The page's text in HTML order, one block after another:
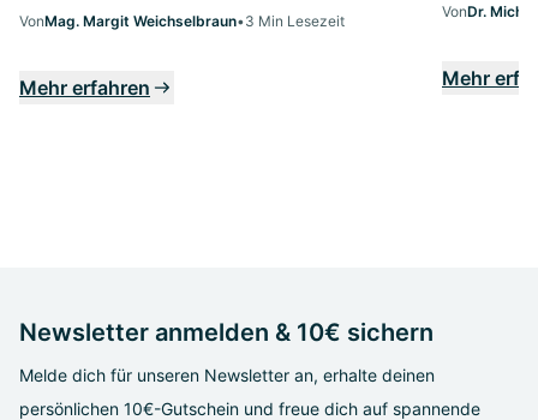
VonMag. Margit Weichselbraun•3 Min Lesezeit
Mehr erfahren
VonDr.
Mehr
Newsletter anmelden & 10€ sichern
Melde dich für unseren Newsletter an, erhalte deinen
persönlichen 10€-Gutschein und freue dich auf spannende